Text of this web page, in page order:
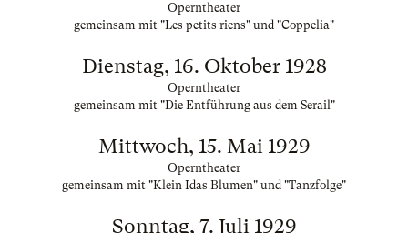
Operntheater
gemeinsam mit "Les petits riens" und "Coppelia"
Dienstag, 16. Oktober 1928
Operntheater
gemeinsam mit "Die Entführung aus dem Serail"
Mittwoch, 15. Mai 1929
Operntheater
gemeinsam mit "Klein Idas Blumen" und "Tanzfolge"
Sonntag, 7. Juli 1929